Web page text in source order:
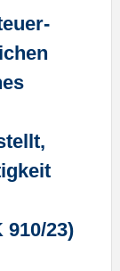
910/23)